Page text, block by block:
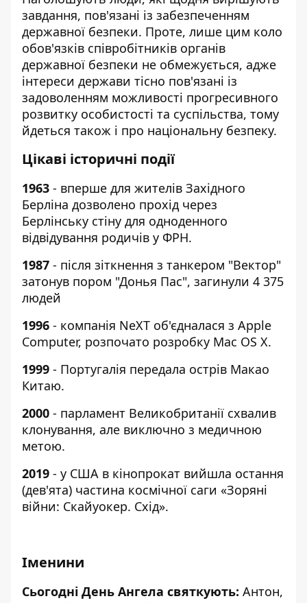
завдання, пов'язані із забезпеченням
державної безпеки. Проте, лише цим коло
обов'язків співробітників органів
державної безпеки не обмежується, адже
інтереси держави тісно пов'язані із
задоволенням можливості прогресивного
розвитку особистості та суспільства, тому
йдеться також і про національну безпеку.
Цікаві історичні події
1963 - вперше для жителів Західного
Берліна дозволено прохід через
Берлінську стіну для одноденного
відвідування родичів у ФРН.
1987 - після зіткнення з танкером "Вектор"
затонув пором "Донья Пас", загинули 4 375
людей
1996 - компанія NeXT об'єдналася з Apple
Computer, розпочато розробку Mac OS X.
1999 - Португалія передала острів Макао
Китаю.
2000 - парламент Великобританії схвалив
клонування, але виключно з медичною
метою.
2019 - у США в кінопрокат вийшла остання
(дев'ята) частина космічної саги «Зоряні
війни: Скайуокер. Схід».
Іменини
Сьогодні День Ангела святкують: Антон,